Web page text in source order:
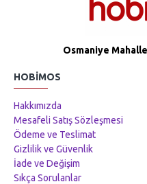
Osmaniye
HOBIMOS
Hakkımızda
Mesafeli Satış Sözleşmesi
Ödeme ve Teslimat
Gizlilik ve Güvenlik
İade ve Değişim
Sıkça Sorulanlar